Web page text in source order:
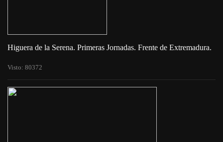
Higuera de la Serena. Primeras Jornadas. Frente de Extremadura.
Visto: 80372